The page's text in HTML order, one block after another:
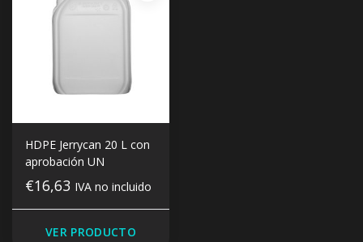
HDPE Jerrycan 20 L con
aprobación UN
€16,63 IVA no incluido
VER PRODUCTO